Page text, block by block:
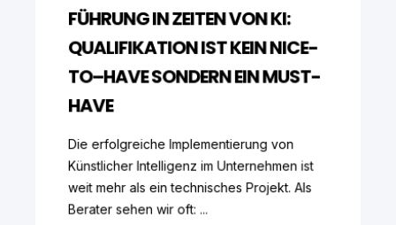
FÜHRUNG IN ZEITEN VON KI:
QUALIFIKATION IST KEIN NICE-
TO–HAVE SONDERN EIN MUST-
HAVE
Die erfolgreiche Implementierung von
Künstlicher Intelligenz im Unternehmen ist
weit mehr als ein technisches Projekt. Als
Berater sehen wir oft: ...